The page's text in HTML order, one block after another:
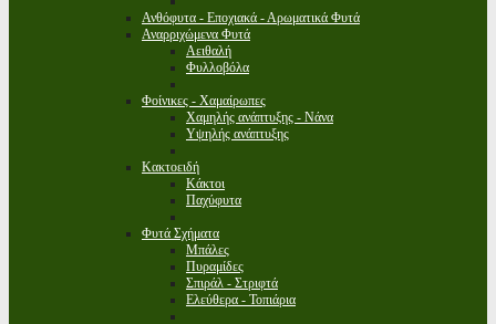
Ανθόφυτα - Εποχιακά - Αρωματικά Φυτά
Αναρριχώμενα Φυτά
Αειθαλή
Φυλλοβόλα
Φοίνικες - Χαμαίρωπες
Χαμηλής ανάπτυξης - Νάνα
Υψηλής ανάπτυξης
Κακτοειδή
Κάκτοι
Παχύφυτα
Φυτά Σχήματα
Μπάλες
Πυραμίδες
Σπιράλ - Στριφτά
Ελεύθερα - Τοπιάρια